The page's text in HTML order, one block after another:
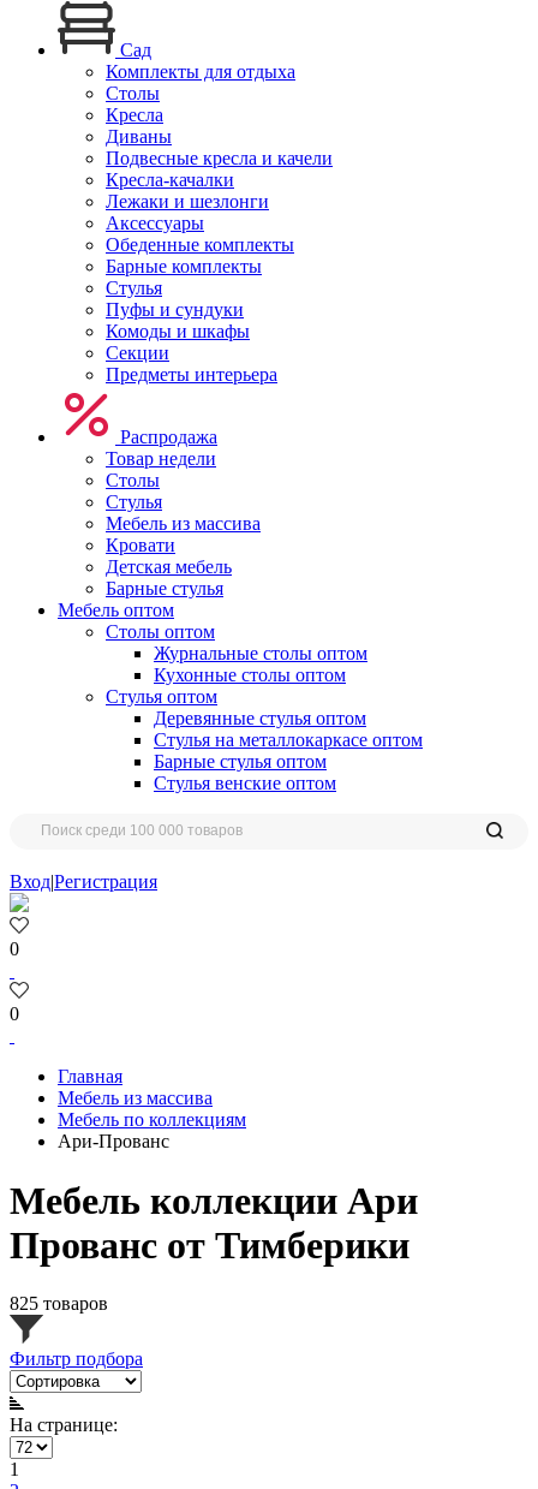
Сад
Комплекты для отдыха
Столы
Кресла
Диваны
Подвесные кресла и качели
Кресла-качалки
Лежаки и шезлонги
Аксессуары
Обеденные комплекты
Барные комплекты
Стулья
Пуфы и сундуки
Комоды и шкафы
Секции
Предметы интерьера
Распродажа
Товар недели
Столы
Стулья
Мебель из массива
Кровати
Детская мебель
Барные стулья
Мебель оптом
Столы оптом
Журнальные столы оптом
Кухонные столы оптом
Стулья оптом
Деревянные стулья оптом
Стулья на металлокаркасе оптом
Барные стулья оптом
Стулья венские оптом
Вход|Регистрация
0
0
Главная
Мебель из массива
Мебель по коллекциям
Ари-Прованс
Мебель коллекции Ари
Прованс от Тимберики
825 товаров
Фильтр подбора
На странице:
1